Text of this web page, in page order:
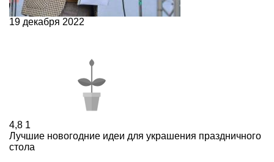
19 декабря 2022
4,8 1
Лучшие новогодние идеи для украшения праздничного
стола